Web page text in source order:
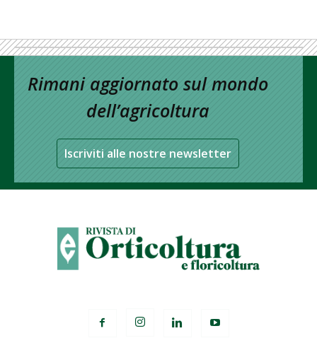
Rimani aggiornato sul mondo
dell’agricoltura
Iscriviti alle nostre newsletter